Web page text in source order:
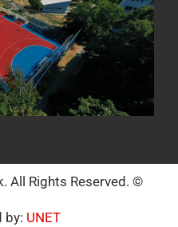
All Rights Reserved. ©
by: UNET